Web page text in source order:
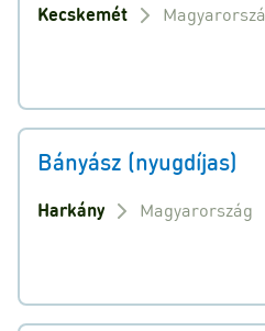
Kecskemét
Bányász (nyugdíjas)
Harkány Magyarország